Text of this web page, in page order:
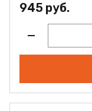
945 руб.